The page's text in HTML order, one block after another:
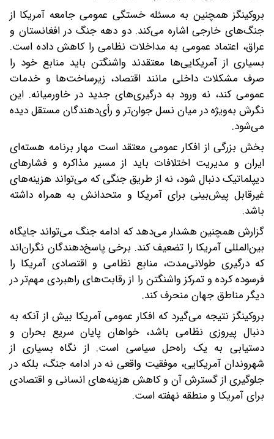
بروکینگز همچنین به مسئله خستگی عمومی جامعه آمریکا از
جنگ‌های خارجی اشاره می‌کند. دو دهه جنگ در افغانستان و
عراق، اعتماد عمومی به مداخلات نظامی را کاهش داده است.
بسیاری از آمریکایی‌ها معتقدند واشنگتن باید منابع خود را
صرف مشکلات داخلی مانند اقتصاد، زیرساخت‌ها و خدمات
عمومی کند، نه ورود به درگیری‌های جدید در خاورمیانه. این
نگرش به‌ویژه در میان نسل جوان‌تر و رأی‌دهندگان مستقل دیده
می‌شود.
بخش بزرگی از افکار عمومی معتقد است مهار برنامه هسته‌ای
ایران و مدیریت اختلافات باید از مسیر مذاکره و فشارهای
دیپلماتیک دنبال شود، نه از طریق جنگی که می‌تواند هزینه‌های
غیرقابل پیش‌بینی برای آمریکا و متحدانش به همراه داشته
باشد.
گزارش همچنین هشدار می‌دهد که ادامه جنگ می‌تواند جایگاه
بین‌المللی آمریکا را تضعیف کند. برخی پاسخ‌دهندگان نگران‌اند
که درگیری طولانی‌مدت، منابع نظامی و اقتصادی آمریکا را
فرسوده کرده و تمرکز واشنگتن را از رقابت‌های راهبردی مهم‌تر در
دیگر مناطق جهان منحرف کند.
بروکینگز نتیجه می‌گیرد که افکار عمومی آمریکا بیش از آنکه به
دنبال پیروزی نظامی باشد، خواهان پایان سریع بحران و
دستیابی به یک راه‌حل سیاسی است. از نگاه بسیاری از
شهروندان آمریکایی، موفقیت واقعی نه در ادامه جنگ، بلکه در
جلوگیری از گسترش آن و کاهش هزینه‌های انسانی و اقتصادی
برای آمریکا و منطقه نهفته است.